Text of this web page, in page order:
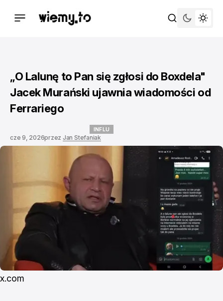
„O Lalunę to Pan się zgłosi do Boxdela"
Jacek Murański ujawnia wiadomości od
Ferrariego
INFLU
cze 9, 2026przez Jan Stefaniak
x.com